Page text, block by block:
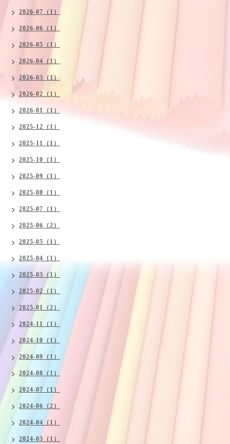
2026-07（1）
2026-06（1）
2026-05（1）
2026-04（1）
2026-03（1）
2026-02（1）
2026-01（1）
2025-12（1）
2025-11（1）
2025-10（1）
2025-09（1）
2025-08（1）
2025-07（1）
2025-06（2）
2025-05（1）
2025-04（1）
2025-03（1）
2025-02（1）
2025-01（2）
2024-11（1）
2024-10（1）
2024-09（1）
2024-08（1）
2024-07（1）
2024-06（2）
2024-04（1）
2024-03（1）